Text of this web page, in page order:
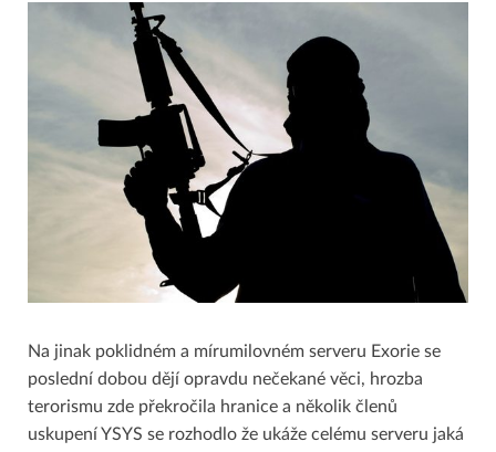
Na jinak poklidném a mírumilovném serveru Exorie se
poslední dobou dějí opravdu nečekané věci, hrozba
terorismu zde překročila hranice a několik členů
uskupení YSYS se rozhodlo že ukáže celému serveru jaká